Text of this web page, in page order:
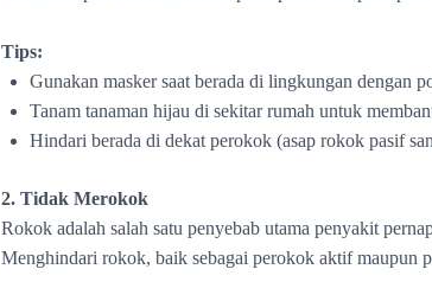
Tips:
Gunakan masker saat berada di lingkungan dengan
Tanam tanaman hijau di sekitar rumah untuk
Hindari berada di dekat perokok (asap rokok pasif
2. Tidak Merokok
Rokok adalah salah satu penyebab utama penyakit
Menghindari rokok, baik sebagai perokok aktif maupun